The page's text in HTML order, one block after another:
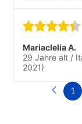
Mariaclelia A.
29 Jahre alt /
2021)
1